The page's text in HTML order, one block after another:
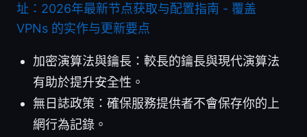
址：2026年最新节点获取与配置指南 - 覆盖
VPNs 的实作与更新要点
加密演算法與鑰長：較長的鑰長與現代演算法
有助於提升安全性。
無日誌政策：確保服務提供者不會保存你的上
網行為記錄。